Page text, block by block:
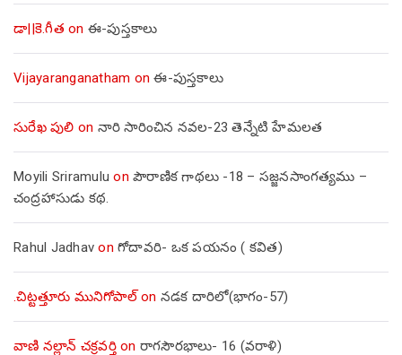
డా||కె.గీత on ఈ-పుస్తకాలు
Vijayaranganatham onఈ-పుస్తకాలు
సురేఖ పులి on నారి సారించిన నవల-23 తెన్నేటి హేమలత
Moyili Sriramulu on పౌరాణిక గాథలు -18 – సజ్జనసాంగత్యము –
చంద్రహాసుడు కథ.
Rahul Jadhav on గోదావరి- ఒక పయనం ( కవిత)
.చిట్టత్తూరు మునిగోపాల్on నడక దారిలో(భాగం-57)
వాణి నల్లాన్ చక్రవర్తిon రాగసౌరభాలు- 16 (వరాళి)